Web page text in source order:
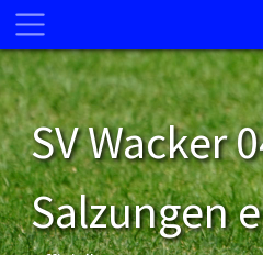
SV Wacker
Salzungen